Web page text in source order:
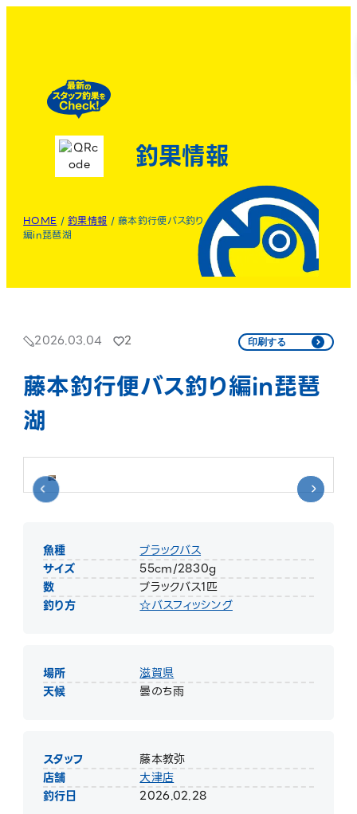
釣果情報
HOME /釣果情報 /藤本釣行便バス釣り
編in琵琶湖
2026.03.04 2 印刷する
藤本釣行便バス釣り編in琵琶
湖
魚種
ブラックバス
サイズ
55cm/2830g
数
ブラックバス1匹
釣り方
☆バスフィッシング
場所
滋賀県
天候
曇のち雨
スタッフ
藤本教弥
店舗
大津店
釣行日
2026.02.28